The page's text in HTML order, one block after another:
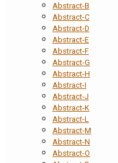
Abstract-B
Abstract-C
Abstract-D
Abstract-E
Abstract-F
Abstract-G
Abstract-H
Abstract-I
Abstract-J
Abstract-K
Abstract-L
Abstract-M
Abstract-N
Abstract-O